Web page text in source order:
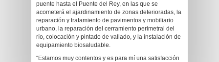
puente hasta el Puente del Rey, en las que se
acometerá el ajardinamiento de zonas deterioradas, la
reparación y tratamiento de pavimentos y mobiliario
urbano, la reparación del cerramiento perimetral del
río, colocación y pintado de vallado, y la instalación de
equipamiento biosaludable.
“Estamos muy contentos y es para mí una satisfacción